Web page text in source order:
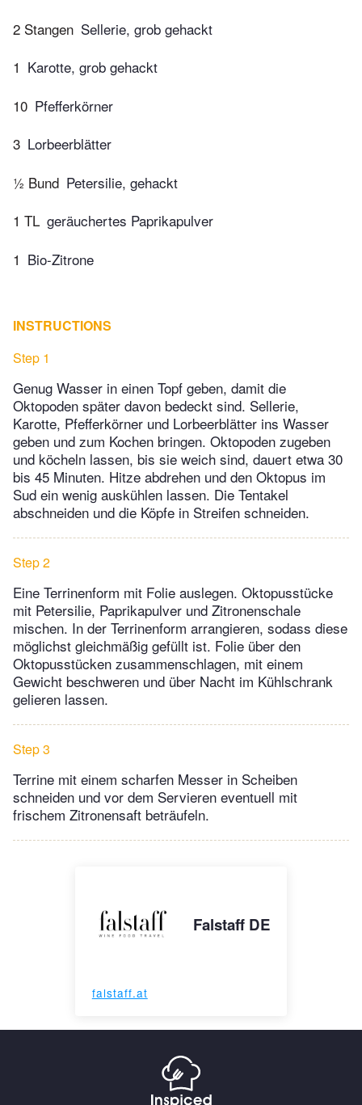
2 Stangen Sellerie, grob gehackt
1 Karotte, grob gehackt
10 Pfefferkörner
3 Lorbeerblätter
½ Bund Petersilie, gehackt
1 TL geräuchertes Paprikapulver
1 Bio-Zitrone
INSTRUCTIONS
Step 1
Genug Wasser in einen Topf geben, damit die
Oktopoden später davon bedeckt sind. Sellerie,
Karotte, Pfefferkörner und Lorbeerblätter ins Wasser
geben und zum Kochen bringen. Oktopoden zugeben
und köcheln lassen, bis sie weich sind, dauert etwa 30
bis 45 Minuten. Hitze abdrehen und den Oktopus im
Sud ein wenig auskühlen lassen. Die Tentakel
abschneiden und die Köpfe in Streifen schneiden.
Step 2
Eine Terrinenform mit Folie auslegen. Oktopusstücke
mit Petersilie, Paprikapulver und Zitronenschale
mischen. In der Terrinenform arrangieren, sodass diese
möglichst gleichmäßig gefüllt ist. Folie über den
Oktopusstücken zusammenschlagen, mit einem
Gewicht beschweren und über Nacht im Kühlschrank
gelieren lassen.
Step 3
Terrine mit einem scharfen Messer in Scheiben
schneiden und vor dem Servieren eventuell mit
frischem Zitronensaft beträufeln.
Falstaff DE
falstaff.at